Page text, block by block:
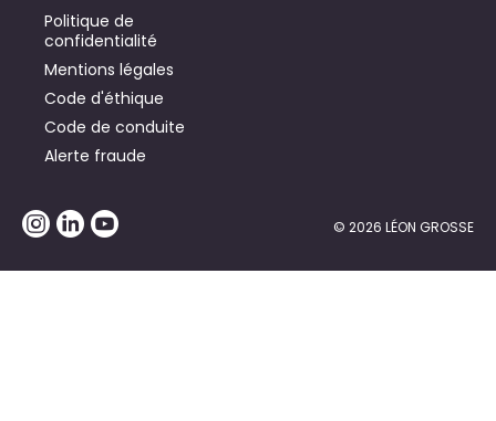
Politique de
confidentialité
Mentions légales
Code d'éthique
Code de conduite
Alerte fraude
© 2026 LÉON GROSSE